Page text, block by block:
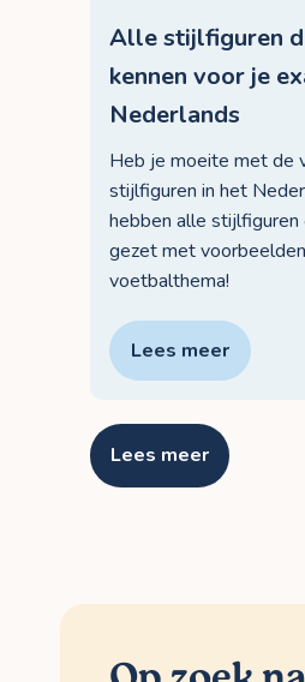
Alle stijlfiguren
kennen voor je
Nederlands
Heb je moeite met de
stijlfiguren in het
hebben alle
gezet met
voetbalthema!
Lees meer
Lees meer